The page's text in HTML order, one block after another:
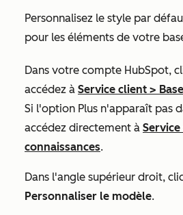
Personnalisez le style par
pour les éléments de votre
Dans votre compte HubSpot,
accédez à Service client >
Si l'option Plus n'apparaît pas
accédez directement à
connaissances.
Dans l'angle supérieur droit,
Personnaliser le modèle.